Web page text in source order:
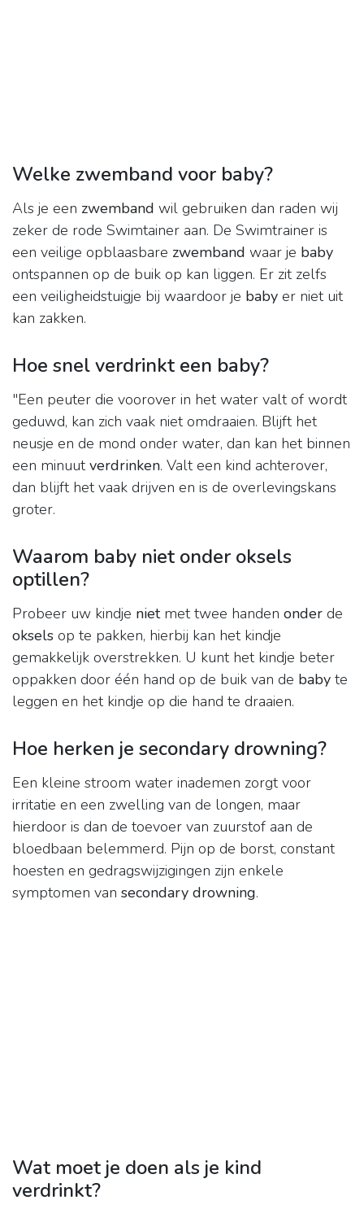
Welke zwemband voor baby?
Als je een zwemband wil gebruiken dan raden wij
zeker de rode Swimtainer aan. De Swimtrainer is
een veilige opblaasbare zwemband waar je baby
ontspannen op de buik op kan liggen. Er zit zelfs
een veiligheidstuigje bij waardoor je baby er niet uit
kan zakken.
Hoe snel verdrinkt een baby?
"Een peuter die voorover in het water valt of wordt
geduwd, kan zich vaak niet omdraaien. Blijft het
neusje en de mond onder water, dan kan het binnen
een minuutverdrinken. Valt een kind achterover,
dan blijft het vaak drijven en is de overlevingskans
groter.
Waarom baby niet onder oksels
optillen?
Probeer uw kindje nietmet twee handen onder de
oksels op te pakken, hierbij kan het kindje
gemakkelijk overstrekken. U kunt het kindje beter
oppakken door één hand op de buik van de baby te
leggen en het kindje op die hand te draaien.
Hoe herken je secondary drowning?
Een kleine stroom water inademen zorgt voor
irritatie en een zwelling van de longen, maar
hierdoor is dan de toevoer van zuurstof aan de
bloedbaan belemmerd. Pijn op de borst, constant
hoesten en gedragswijzigingen zijn enkele
symptomen van secondary drowning.
Wat moet je doen als je kind
verdrinkt?